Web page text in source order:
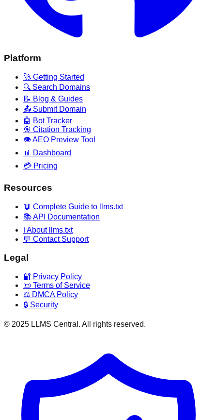
Platform
🚀 Getting Started
🔍 Search Domains
📝 Blog & Guides
📤 Submit Domain
🤖 Bot Tracker
🎯 Citation Tracking
👁️ AEO Preview Tool
📊 Dashboard
💳 Pricing
Resources
📖 Complete Guide to llms.txt
📚 API Documentation
ℹ️ About llms.txt
💬 Contact Support
Legal
🔐 Privacy Policy
📜 Terms of Service
⚖️ DMCA Policy
🔒 Security
© 2025 LLMS Central. All rights reserved.